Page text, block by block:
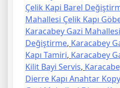
Çelik Kapi Barel
Mahallesi Çelik Kapı
Karacabey Gazi
Değiştirme, Karacabey
Kapı Tamiri, Karacabey
Kilit Bayi Servis,
Dierre Kapı Anahtar